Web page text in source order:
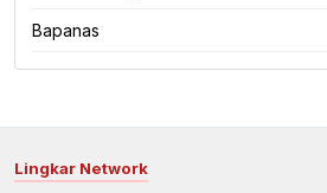
Bapanas
Lingkar Network